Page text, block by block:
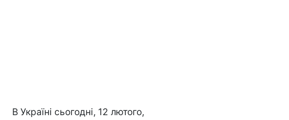
В Україні сьогодні, 12 лютого,